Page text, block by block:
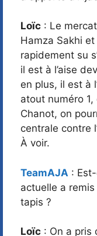
Loïc : Le
Hamza Sakhi
rapidement su
il est à l’aise
en plus, il est à
atout numéro
Chanot, on
centrale contre
À voir.
TeamAJA :
actuelle a remis
tapis ?
Loïc : On a pris